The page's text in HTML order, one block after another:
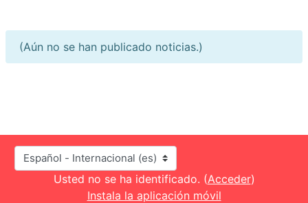
(Aún no se han publicado noticias.)
Idioma
Usted no se ha identificado. (Acceder)
Instala la aplicación móvil